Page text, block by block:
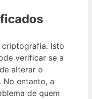
Isto
verificar se a
alterar o
No entanto, a
de quem